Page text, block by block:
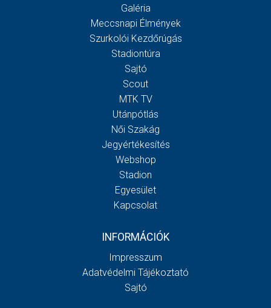
Galéria
Meccsnapi Élmények
Szurkolói Kezdőrúgás
Stadiontúra
Sajtó
Scout
MTK TV
Utánpótlás
Női Szakág
Jegyértékesítés
Webshop
Stadion
Egyesület
Kapcsolat
INFORMÁCIÓK
Impresszum
Adatvédelmi Tájékoztató
Sajtó